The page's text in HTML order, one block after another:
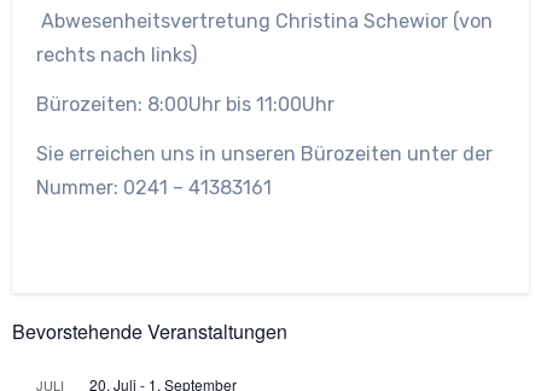
Abwesenheitsvertretung Christina Schewior (von
rechts nach links)
Bürozeiten: 8:00Uhr bis 11:00Uhr
Sie erreichen uns in unseren Bürozeiten unter der
Nummer: 0241 – 41383161
Bevorstehende Veranstaltungen
JULI 20. Juli - 1. September